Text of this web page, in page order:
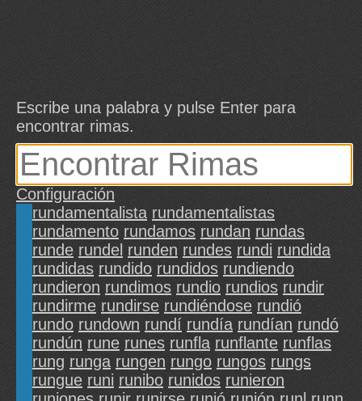
Escribe una palabra y pulse Enter para
encontrar rimas.
Configuración
rundamentalista rundamentalistas
rundamento rundamos rundan rundas
runde rundel runden rundes rundi rundida
rundidas rundido rundidos rundiendo
rundieron rundimos rundio rundios rundir
rundirme rundirse rundiéndose rundió
rundo rundown rundí rundía rundían rundó
rundún rune runes runfla runflante runflas
rung runga rungen rungo rungos rungs
rungue runi runibo runidos runieron